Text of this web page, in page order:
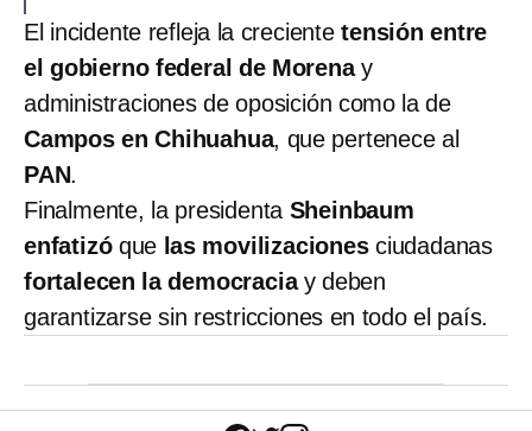
El incidente refleja la crecientetensión entre
el gobierno federal de Morenay
administraciones de oposición como la de
Campos en Chihuahua, que pertenece al
PAN.
Finalmente, la presidentaSheinbaum
enfatizó que las movilizacionesciudadanas
fortalecen la democraciay deben
garantizarse sin restricciones en todo el país.